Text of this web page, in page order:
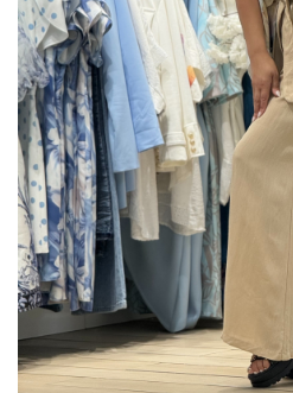
Costume de baie